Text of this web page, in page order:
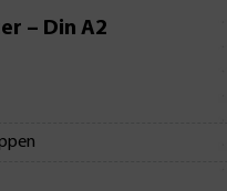
– Din A2